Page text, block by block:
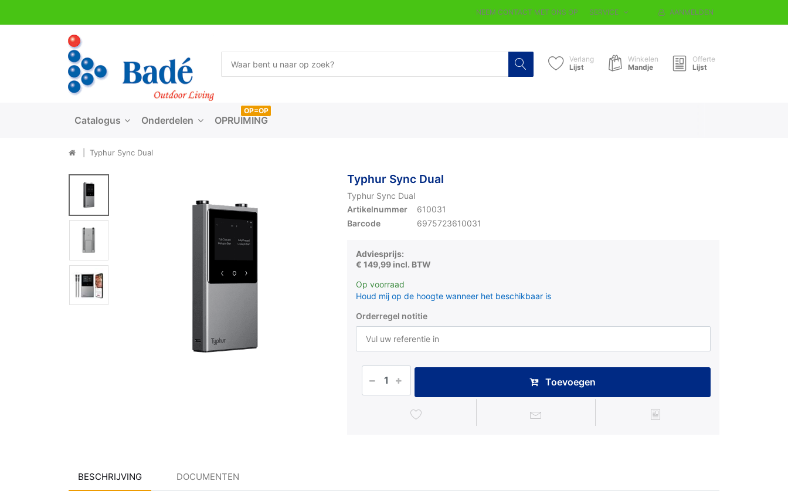
NEEM CONTACT MET ONS OP SERVICE AANMELDEN
Verlang
Lijst
Winkelen
Mandje
Offerte
Lijst
Catalogus Onderdelen OPRUIMING
OP=OP
Typhur Sync Dual
Typhur Sync Dual
Typhur Sync Dual
Artikelnummer
610031
Barcode
6975723610031
Adviesprijs:
€ 149,99 incl. BTW
Op voorraad
Houd mij op de hoogte wanneer het beschikbaar is
Orderregel notitie
Toevoegen
BESCHRIJVING DOCUMENTEN